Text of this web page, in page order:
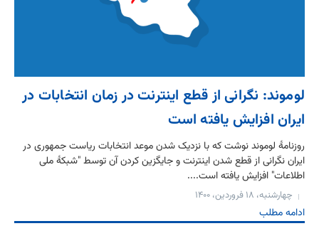
لوموند: نگرانی از قطع اینترنت در زمان انتخابات در
ایران افزایش یافته است
روزنامۀ لوموند نوشت که با نزدیک شدن موعد انتخابات ریاست جمهوری در
ایران نگرانی از قطع شدن اینترنت و جایگزین کردن آن توسط "شبکۀ ملی
اطلاعات" افزایش یافته است....
چهارشنبه، ۱۸ فروردین، ۱۴۰۰
ادامه مطلب